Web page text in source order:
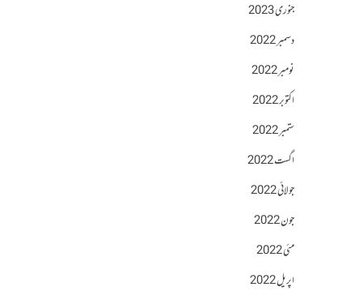
جنوری 2023
دسمبر 2022
نومبر 2022
اکتوبر 2022
ستمبر 2022
اگست 2022
جولائی 2022
جون 2022
مئی 2022
اپریل 2022